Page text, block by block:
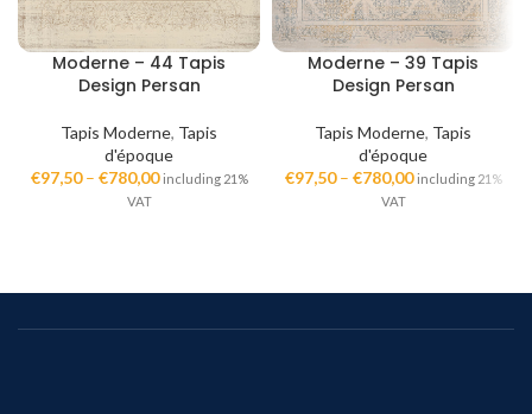
Moderne – 44 Tapis
Design Persan
Tapis Moderne, Tapis
d'époque
€97,50– €780,00 including 21%
VAT
Moderne – 39 Tapis
Design Persan
Tapis Moderne, Tapis
d'époque
€97,50– €780,00 including 21%
VAT